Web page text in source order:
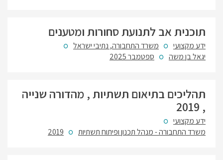
תוכנית אב לתנועת סחורות ומטענים
ידע מקצועי
משרד התחבורה, נתיבי ישראל
יגאל בן משה
ספטמבר 2025
תהליכים בתיאום תשתיות , מהדורה שנייה
, 2019
ידע מקצועי
משרד התחבורה - מנהל תכנון ופיתוח תשתיות
2019